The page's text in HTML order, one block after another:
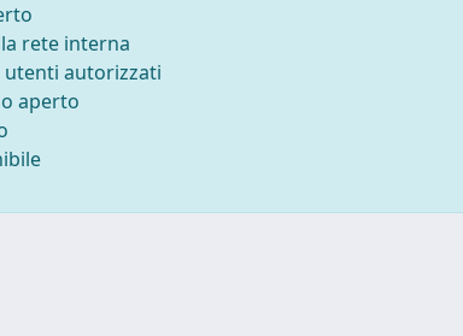
rete interna
autorizzati
aperto